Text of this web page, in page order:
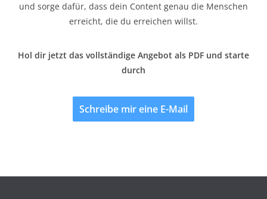
und sorge dafür, dass dein Content genau die Menschen
erreicht, die du erreichen willst.
Hol dir jetzt das vollständige Angebot als PDF und starte
durch
Schreibe mir eine E-Mail